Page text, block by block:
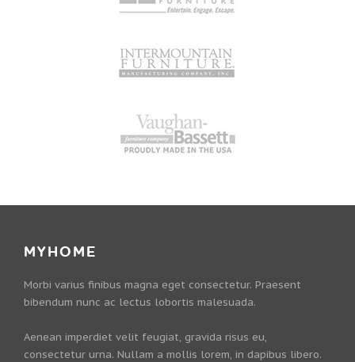
MYHOME
Morbi varius finibus magna eget consectetur. Praesent
bibendum nunc ac lectus lobortis malesuada.
Aenean imperdiet velit feugiat, gravida risus eu,
consectetur urna. Nullam a mollis lorem, in dapibus libero.